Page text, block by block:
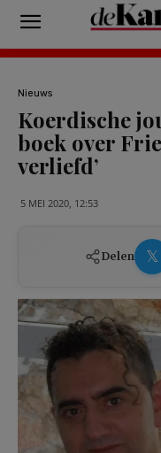
Nieuws
Koerdische
boek over
verliefd’
5 MEI 2020, 12:53
Delen 𝕏